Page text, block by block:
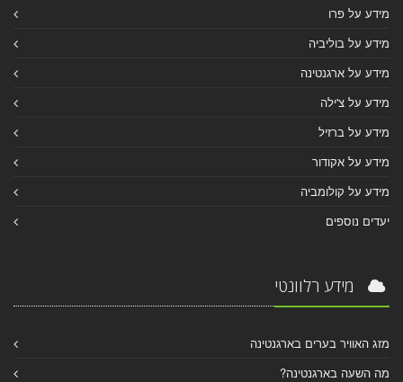
מידע על פרו
מידע על בוליביה
מידע על ארגנטינה
מידע על צ'ילה
מידע על ברזיל
מידע על אקודור
מידע על קולומביה
יעדים נוספים
מידע רלוונטי
מזג האוויר בערים בארגנטינה
מה השעה בארגנטינה?